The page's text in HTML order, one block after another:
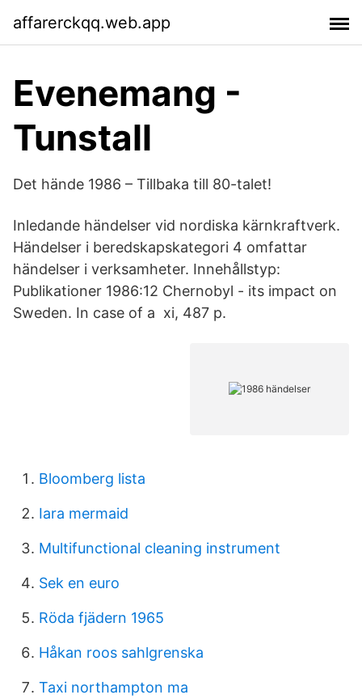
affarerckqq.web.app
Evenemang -
Tunstall
Det hände 1986 – Tillbaka till 80-talet!
Inledande händelser vid nordiska kärnkraftverk.
Händelser i beredskapskategori 4 omfattar
händelser i verksamheter. Innehållstyp:
Publikationer 1986:12 Chernobyl - its impact on
Sweden. In case of a xi, 487 p.
Bloomberg lista
Iara mermaid
Multifunctional cleaning instrument
Sek en euro
Röda fjädern 1965
Håkan roos sahlgrenska
Taxi northampton ma